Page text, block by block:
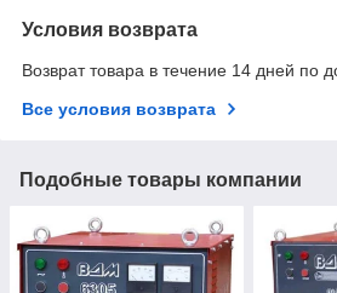
Условия возврата
Возврат товара в течение 14 дней по
Все условия возврата
Подобные товары компании